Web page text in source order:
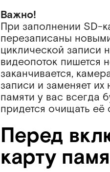
Важно!
При заполнении SD-
перезаписаны
циклической записи
видеопоток пишется
заканчивается,
записи и заменяет
памяти у вас всегда
придется очищать её
Перед
карту